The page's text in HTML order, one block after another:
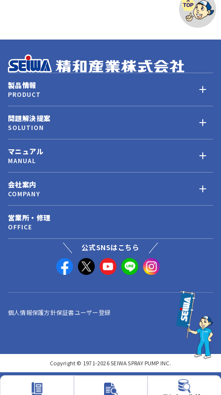
製品情報
PRODUCT
問題解決提案
SOLUTION
マニュアル
MANUAL
会社案内
COMPANY
営業所・修理
OFFICE
公式SNSはこちら
個人情報保護方針保証書ユーザー登録
Copyright © 1971-2026 SEIWA SPRAY PUMP INC.